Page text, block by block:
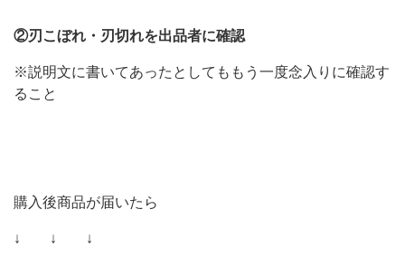
②刃こぼれ・刃切れを出品者に確認
※説明文に書いてあったとしてももう一度念入りに確認す
ること
購入後商品が届いたら
↓ ↓ ↓